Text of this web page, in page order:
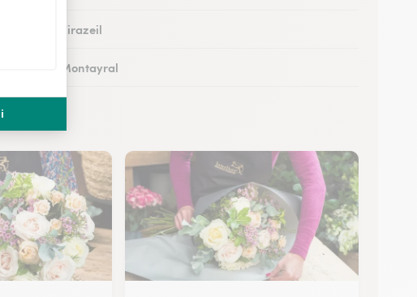
Fleuristes à Virazeil
Fleuristes à Montayral